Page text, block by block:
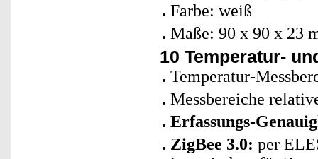
Farbe: weiß
Maße: 90 x 90 x 23
10 Temperatur-
Temperatur-
Messbereiche
Erfassungs-
ZigBee 3.0: per